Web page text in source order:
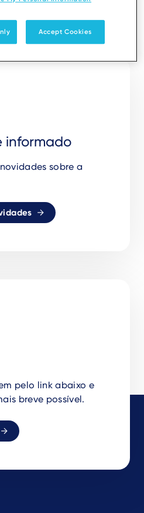
informado
sobre a
pelo link abaixo e
breve possível.
Accept Cookies